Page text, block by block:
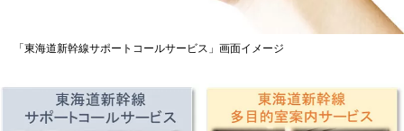
「東海道新幹線サポートコールサービス」画面イメージ